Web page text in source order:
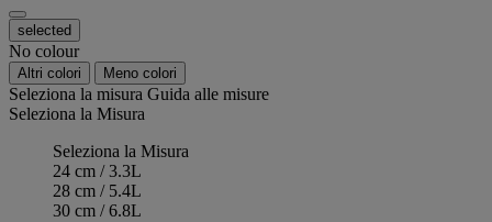
selected
No colour
Altri colori Meno colori
Seleziona la misura Guida alle misure
Seleziona la Misura
Seleziona la Misura
24 cm / 3.3L
28 cm / 5.4L
30 cm / 6.8L